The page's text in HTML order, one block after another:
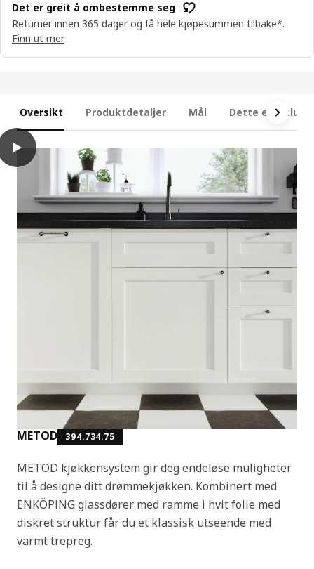
Det er greit å ombestemme seg
Returner innen 365 dager og få hele kjøpesummen tilbake*.
Finn ut mer
Oversikt Produktdetaljer Mål Dette er
METOD 394.734.75
METOD kjøkkensystem gir deg endeløse muligheter
til å designe ditt drømmekjøkken. Kombinert med
ENKÖPING glassdører med ramme i hvit folie med
diskret struktur får du et klassisk utseende med
varmt trepreg.
play
METOD Veggskap m hyller/2 vitrinedører, hvit Enköping/hvit